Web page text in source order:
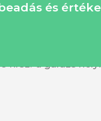
és
401/
ú garázs